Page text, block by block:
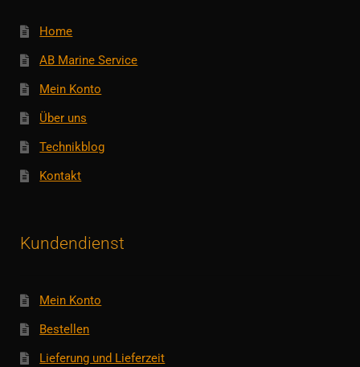
Home
AB Marine Service
Mein Konto
Über uns
Technikblog
Kontakt
Kundendienst
Mein Konto
Bestellen
Lieferung und Lieferzeit